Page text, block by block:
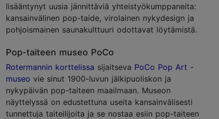
lisääntynyt uusia jännittäviä yhteistyökumppaneita:
kansainvälinen pop-taide, virolainen nykydesign ja
pohjoismainen saunakulttuuri odottavat löytämistä.
Pop-taiteen museo PoCo
Rotermannin korttelissa sijaitseva PoCo Pop Art -
museo vie sinut 1900-luvun jälkipuoliskon ja
nykypäivän pop-taiteen maailmaan. Museon
näyttelyssä on edustettuna useita kansainvälisesti
tunnettuja taiteilijoita ja se nostaa esiin pop-taiteen